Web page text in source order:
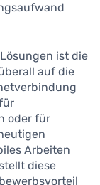
ist die
auf die
oder für
Arbeiten
diese